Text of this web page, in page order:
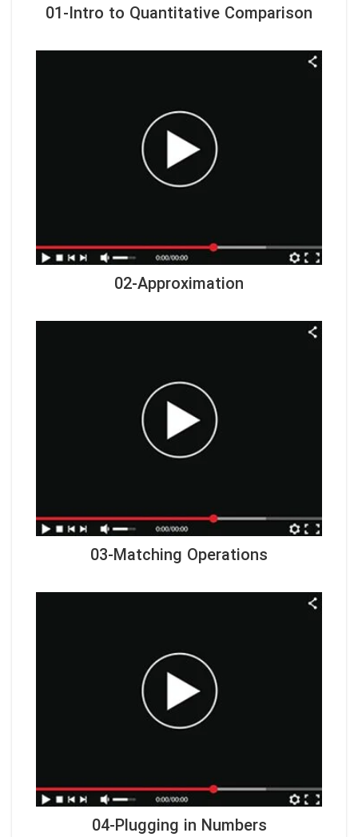
01-Intro to Quantitative Comparison
02-Approximation
03-Matching Operations
04-Plugging in Numbers